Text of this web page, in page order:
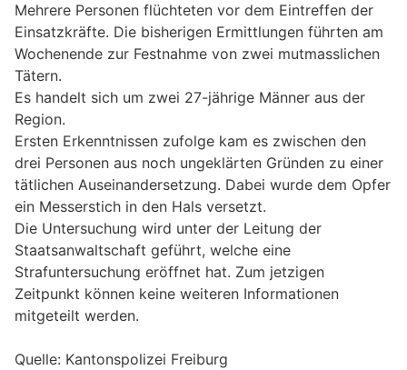
Mehrere Personen flüchteten vor dem Eintreffen der
Einsatzkräfte. Die bisherigen Ermittlungen führten am
Wochenende zur Festnahme von zwei mutmasslichen
Tätern.
Es handelt sich um zwei 27-jährige Männer aus der
Region.
Ersten Erkenntnissen zufolge kam es zwischen den
drei Personen aus noch ungeklärten Gründen zu einer
tätlichen Auseinandersetzung. Dabei wurde dem Opfer
ein Messerstich in den Hals versetzt.
Die Untersuchung wird unter der Leitung der
Staatsanwaltschaft geführt, welche eine
Strafuntersuchung eröffnet hat. Zum jetzigen
Zeitpunkt können keine weiteren Informationen
mitgeteilt werden.
Quelle: Kantonspolizei Freiburg